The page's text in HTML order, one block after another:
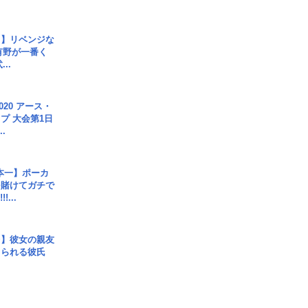
】リベンジな
が一番く
...
アース・
大会第1日
一】ポーカ
けてガチで
】彼女の親友
れる彼氏